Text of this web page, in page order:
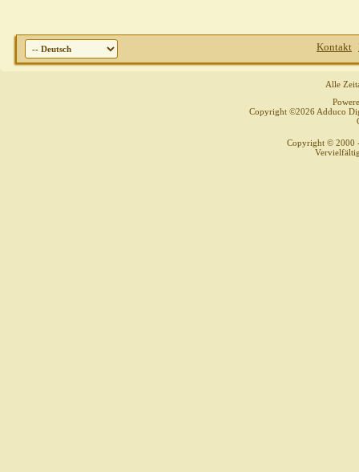
Kontakt
Alle
Copyright ©2026 Adduco
Copyright © 2000